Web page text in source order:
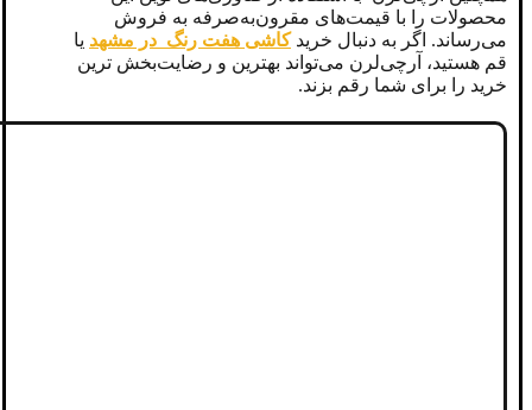
محصولات را با قیمت‌های مقرون‌به‌صرفه به فروش
می‌رساند. اگر به دنبال خریدکاشی هفت رنگ در مشهد یا
قم هستید، آرچی‌لرن می‌تواند بهترین و رضایت‌بخش ‌ترین
خرید را برای شما رقم بزند.